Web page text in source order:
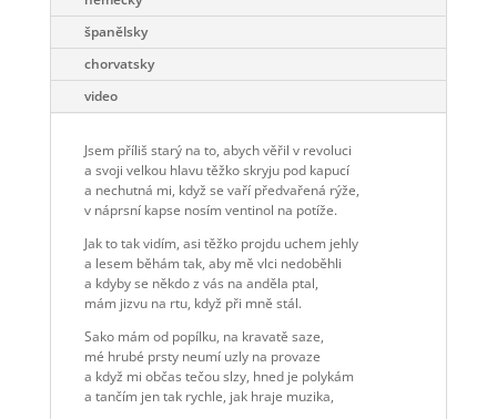
španělsky
chorvatsky
video
Jsem příliš starý na to, abych věřil v revoluci
a svoji velkou hlavu těžko skryju pod kapucí
a nechutná mi, když se vaří předvařená rýže,
v náprsní kapse nosím ventinol na potíže.
Jak to tak vidím, asi těžko projdu uchem jehly
a lesem běhám tak, aby mě vlci nedoběhli
a kdyby se někdo z vás na anděla ptal,
mám jizvu na rtu, když při mně stál.
Sako mám od popílku, na kravatě saze,
mé hrubé prsty neumí uzly na provaze
a když mi občas tečou slzy, hned je polykám
a tančím jen tak rychle, jak hraje muzika,